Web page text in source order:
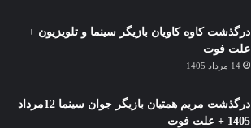
درگذشت کاوه کاویان بازیگر سینما و تلویزیون +
علت فوت
14 مرداد 1405
درگذشت مریم همتیان بازیگر جوان سینما 12مرداد
1405 + علت فوت